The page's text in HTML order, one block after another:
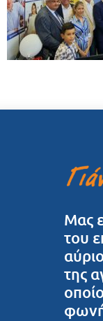
Μας
του
της
φωνή